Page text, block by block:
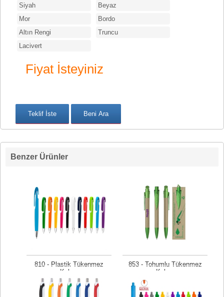
Siyah
Beyaz
Mor
Bordo
Altın Rengi
Truncu
Lacivert
Fiyat İsteyiniz
Benzer Ürünler
810 - Plastik Tükenmez
Kalem
Fiyat isteyiniz
853 - Tohumlu Tükenmez
Kalem
Fiyat isteyiniz